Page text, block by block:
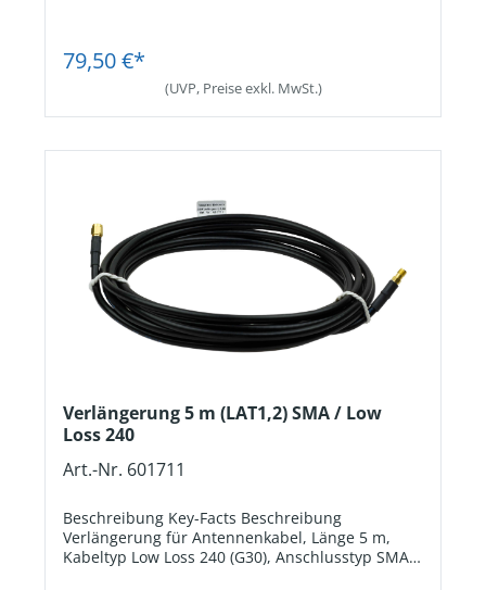
79,50 €*
(UVP, Preise exkl. MwSt.)
Verlängerung 5 m (LAT1,2) SMA / Low
Loss 240
Art.-Nr. 601711
Beschreibung Key-Facts Beschreibung
Verlängerung für Antennenkabel, Länge 5 m,
Kabeltyp Low Loss 240 (G30), Anschlusstyp SMA